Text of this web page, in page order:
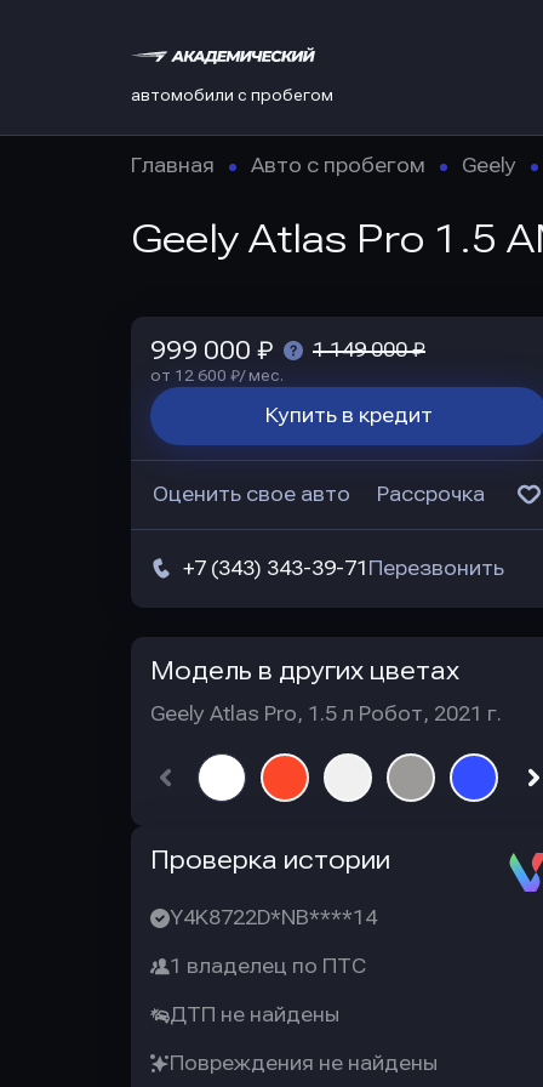
автомобили с пробегом
Главная Авто с пробегом Geely
Geely Atlas Pro 1.5
999 000 ₽ 1 149 000 ₽
от 12 600 ₽/ мес.
Купить в кредит
Оценить свое авто Рассрочка
+7 (343) 343-39-71 Перезвонить
Модель в других цветах
Geely Atlas Pro, 1.5 л Робот, 2021 г.
Проверка истории
Y4K8722D*NB****14
1 владелец по ПТС
ДТП не найдены
Повреждения не найдены